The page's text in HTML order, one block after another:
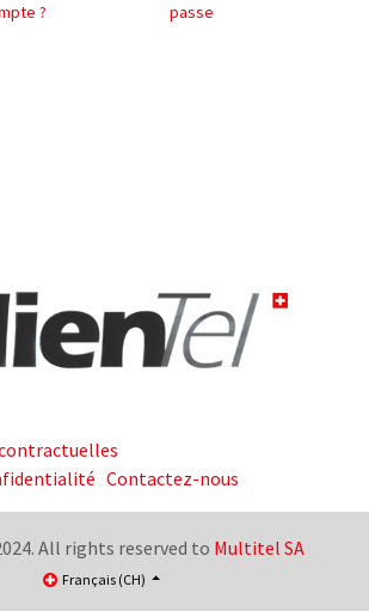
?
passe
Contactez-nous
All rights reserved to Multitel SA
Français (CH)